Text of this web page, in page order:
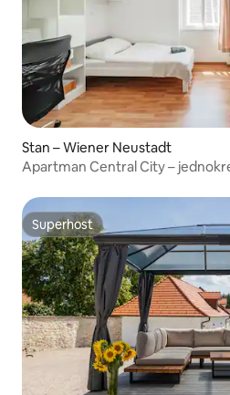
Stan – Wiener Neustadt
Apartman Central City –
Superhost
Superhost